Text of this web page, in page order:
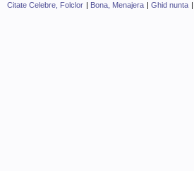
Citate Celebre, Folclor | Bona, Menajera | Ghid nunta |